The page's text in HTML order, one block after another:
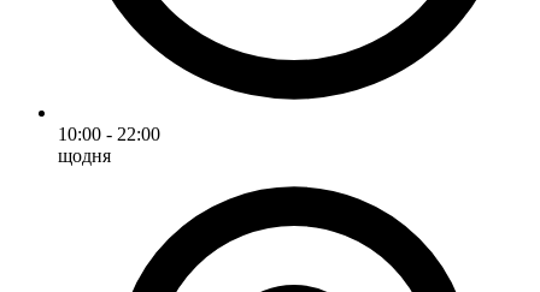
10:00 - 22:00
щодня